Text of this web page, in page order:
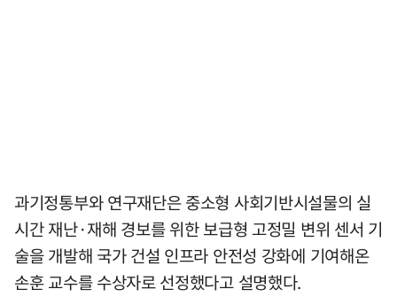
과기정통부와 연구재단은 중소형 사회기반시설물의 실
시간 재난·재해 경보를 위한 보급형 고정밀 변위 센서 기
술을 개발해 국가 건설 인프라 안전성 강화에 기여해온
손훈 교수를 수상자로 선정했다고 설명했다.